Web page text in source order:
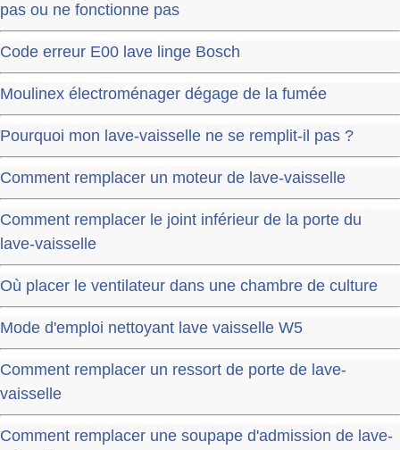
pas ou ne fonctionne pas
Code erreur E00 lave linge Bosch
Moulinex électroménager dégage de la fumée
Pourquoi mon lave-vaisselle ne se remplit-il pas ?
Comment remplacer un moteur de lave-vaisselle
Comment remplacer le joint inférieur de la porte du
lave-vaisselle
Où placer le ventilateur dans une chambre de culture
Mode d'emploi nettoyant lave vaisselle W5
Comment remplacer un ressort de porte de lave-
vaisselle
Comment remplacer une soupape d'admission de lave-